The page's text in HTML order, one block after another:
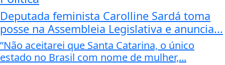
Deputada feminista Carolline Sardá toma
posse na Assembleia Legislativa e anuncia...
”Não aceitarei que Santa Catarina, o único
estado no Brasil com nome de mulher,...